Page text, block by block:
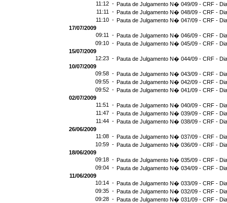
11:12 - Pauta de Julgamento N� 049/09 - CRF -
11:11 - Pauta de Julgamento N� 048/09 - CRF -
11:10 - Pauta de Julgamento N� 047/09 - CRF -
17/07/2009
09:11 - Pauta de Julgamento N� 046/09 - CRF -
09:10 - Pauta de Julgamento N� 045/09 - CRF -
15/07/2009
12:23 - Pauta de Julgamento N� 044/09 - CRF -
10/07/2009
09:58 - Pauta de Julgamento N� 043/09 - CRF -
09:55 - Pauta de Julgamento N� 042/09 - CRF -
09:52 - Pauta de Julgamento N� 041/09 - CRF -
02/07/2009
11:51 - Pauta de Julgamento N� 040/09 - CRF -
11:47 - Pauta de Julgamento N� 039/09 - CRF -
11:44 - Pauta de Julgamento N� 038/09 - CRF -
26/06/2009
11:08 - Pauta de Julgamento N� 037/09 - CRF -
10:59 - Pauta de Julgamento N� 036/09 - CRF -
18/06/2009
09:18 - Pauta de Julgamento N� 035/09 - CRF -
09:04 - Pauta de Julgamento N� 034/09 - CRF -
11/06/2009
10:14 - Pauta de Julgamento N� 033/09 - CRF -
09:35 - Pauta de Julgamento N� 032/09 - CRF -
09:28 - Pauta de Julgamento N� 031/09 - CRF -